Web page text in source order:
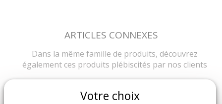
ARTICLES CONNEXES
Dans la même famille de produits, découvrez
également ces produits plébiscités par nos clients
Votre choix